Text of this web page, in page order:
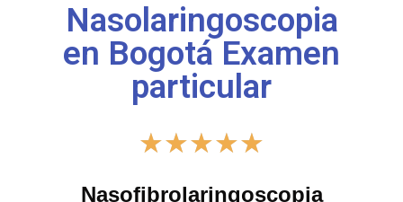
Nasolaringoscopia
en Bogotá Examen
particular
★★★★★
Nasofibrolaringoscopia